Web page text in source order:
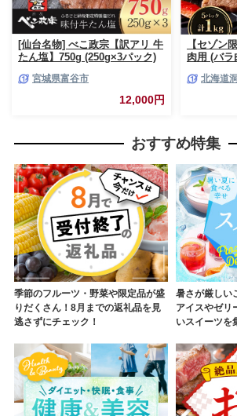
[仙台名物] べこ政宗【訳アリ 牛
たん塩】750g (250g×3パック)
[0256]宮城県富谷市
12,000円
【セゾン
肉用 (バ
ーベキュ
ューシー
北海道
おすすめ特集
季節のフルーツ・野菜や限定品が盛
りだくさん！8月までの返礼品を見
逃さずにチェック！
暑さが厳しい
アイスやゼリ
いスイーツを